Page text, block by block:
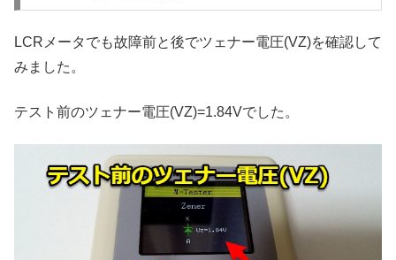
LCRメータでも故障前と後でツェナー電圧(VZ)を確認して
みました。
テスト前のツェナー電圧(VZ)=1.84Vでした。